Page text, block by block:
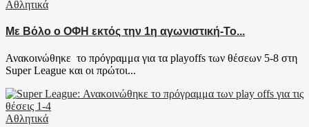
Αθλητικά
Με Βόλο ο ΟΦΗ εκτός την 1η αγωνιστική-Το...
Ανακοινώθηκε το πρόγραμμα για τα playoffs των θέσεων 5-8 στη
Super League και οι πρώτοι...
Αθλητικά